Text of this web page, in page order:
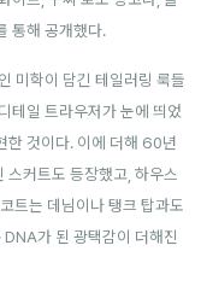
통해 공개했다.
미학이 담긴 테일러링 룩들
테일 트라우저가 눈에 띄었
한 것이다. 이에 더해 60년
스커트도 등장했고, 하우스
트는 데님이나 탱크 탑과도
가 된 광택감이 더해진